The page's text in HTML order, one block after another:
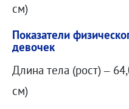
см)
Показатели
девочек
Длина тела (рост) –
см)